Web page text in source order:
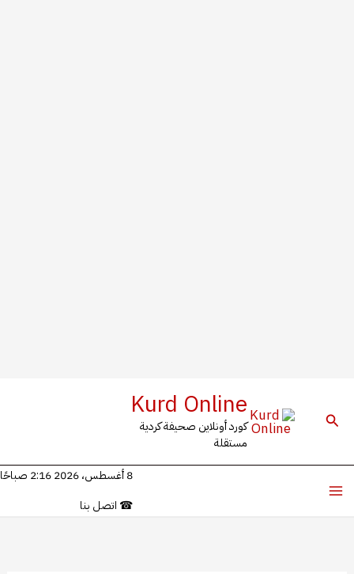
البحث Kurd Online
كورد أونلاين صحيفة كردية
مستقلة
8 أغسطس، 2026 2:16 صباحًا
☎ اتصل بنا